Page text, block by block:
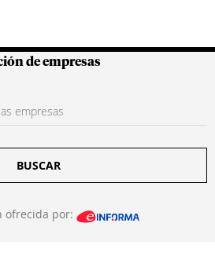
Colombianas
de empresas
BUSCAR
ofrecida por: